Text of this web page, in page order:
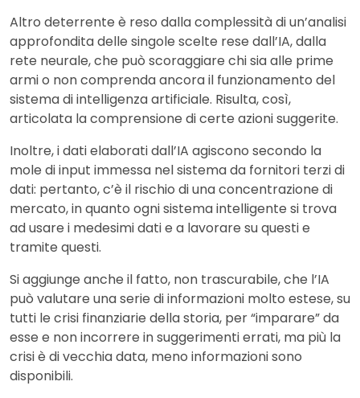
Altro deterrente è reso dalla complessità di un’analisi
approfondita delle singole scelte rese dall’IA, dalla
rete neurale, che può scoraggiare chi sia alle prime
armi o non comprenda ancora il funzionamento del
sistema di intelligenza artificiale. Risulta, così,
articolata la comprensione di certe azioni suggerite.
Inoltre, i dati elaborati dall’IA agiscono secondo la
mole di input immessa nel sistema da fornitori terzi di
dati: pertanto, c’è il rischio di una concentrazione di
mercato, in quanto ogni sistema intelligente si trova
ad usare i medesimi dati e a lavorare su questi e
tramite questi.
Si aggiunge anche il fatto, non trascurabile, che l’IA
può valutare una serie di informazioni molto estese, su
tutti le crisi finanziarie della storia, per “imparare” da
esse e non incorrere in suggerimenti errati, ma più la
crisi è di vecchia data, meno informazioni sono
disponibili.